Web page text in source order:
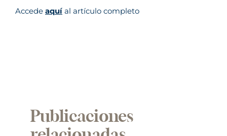
Accede aquí al artículo completo
Publicaciones